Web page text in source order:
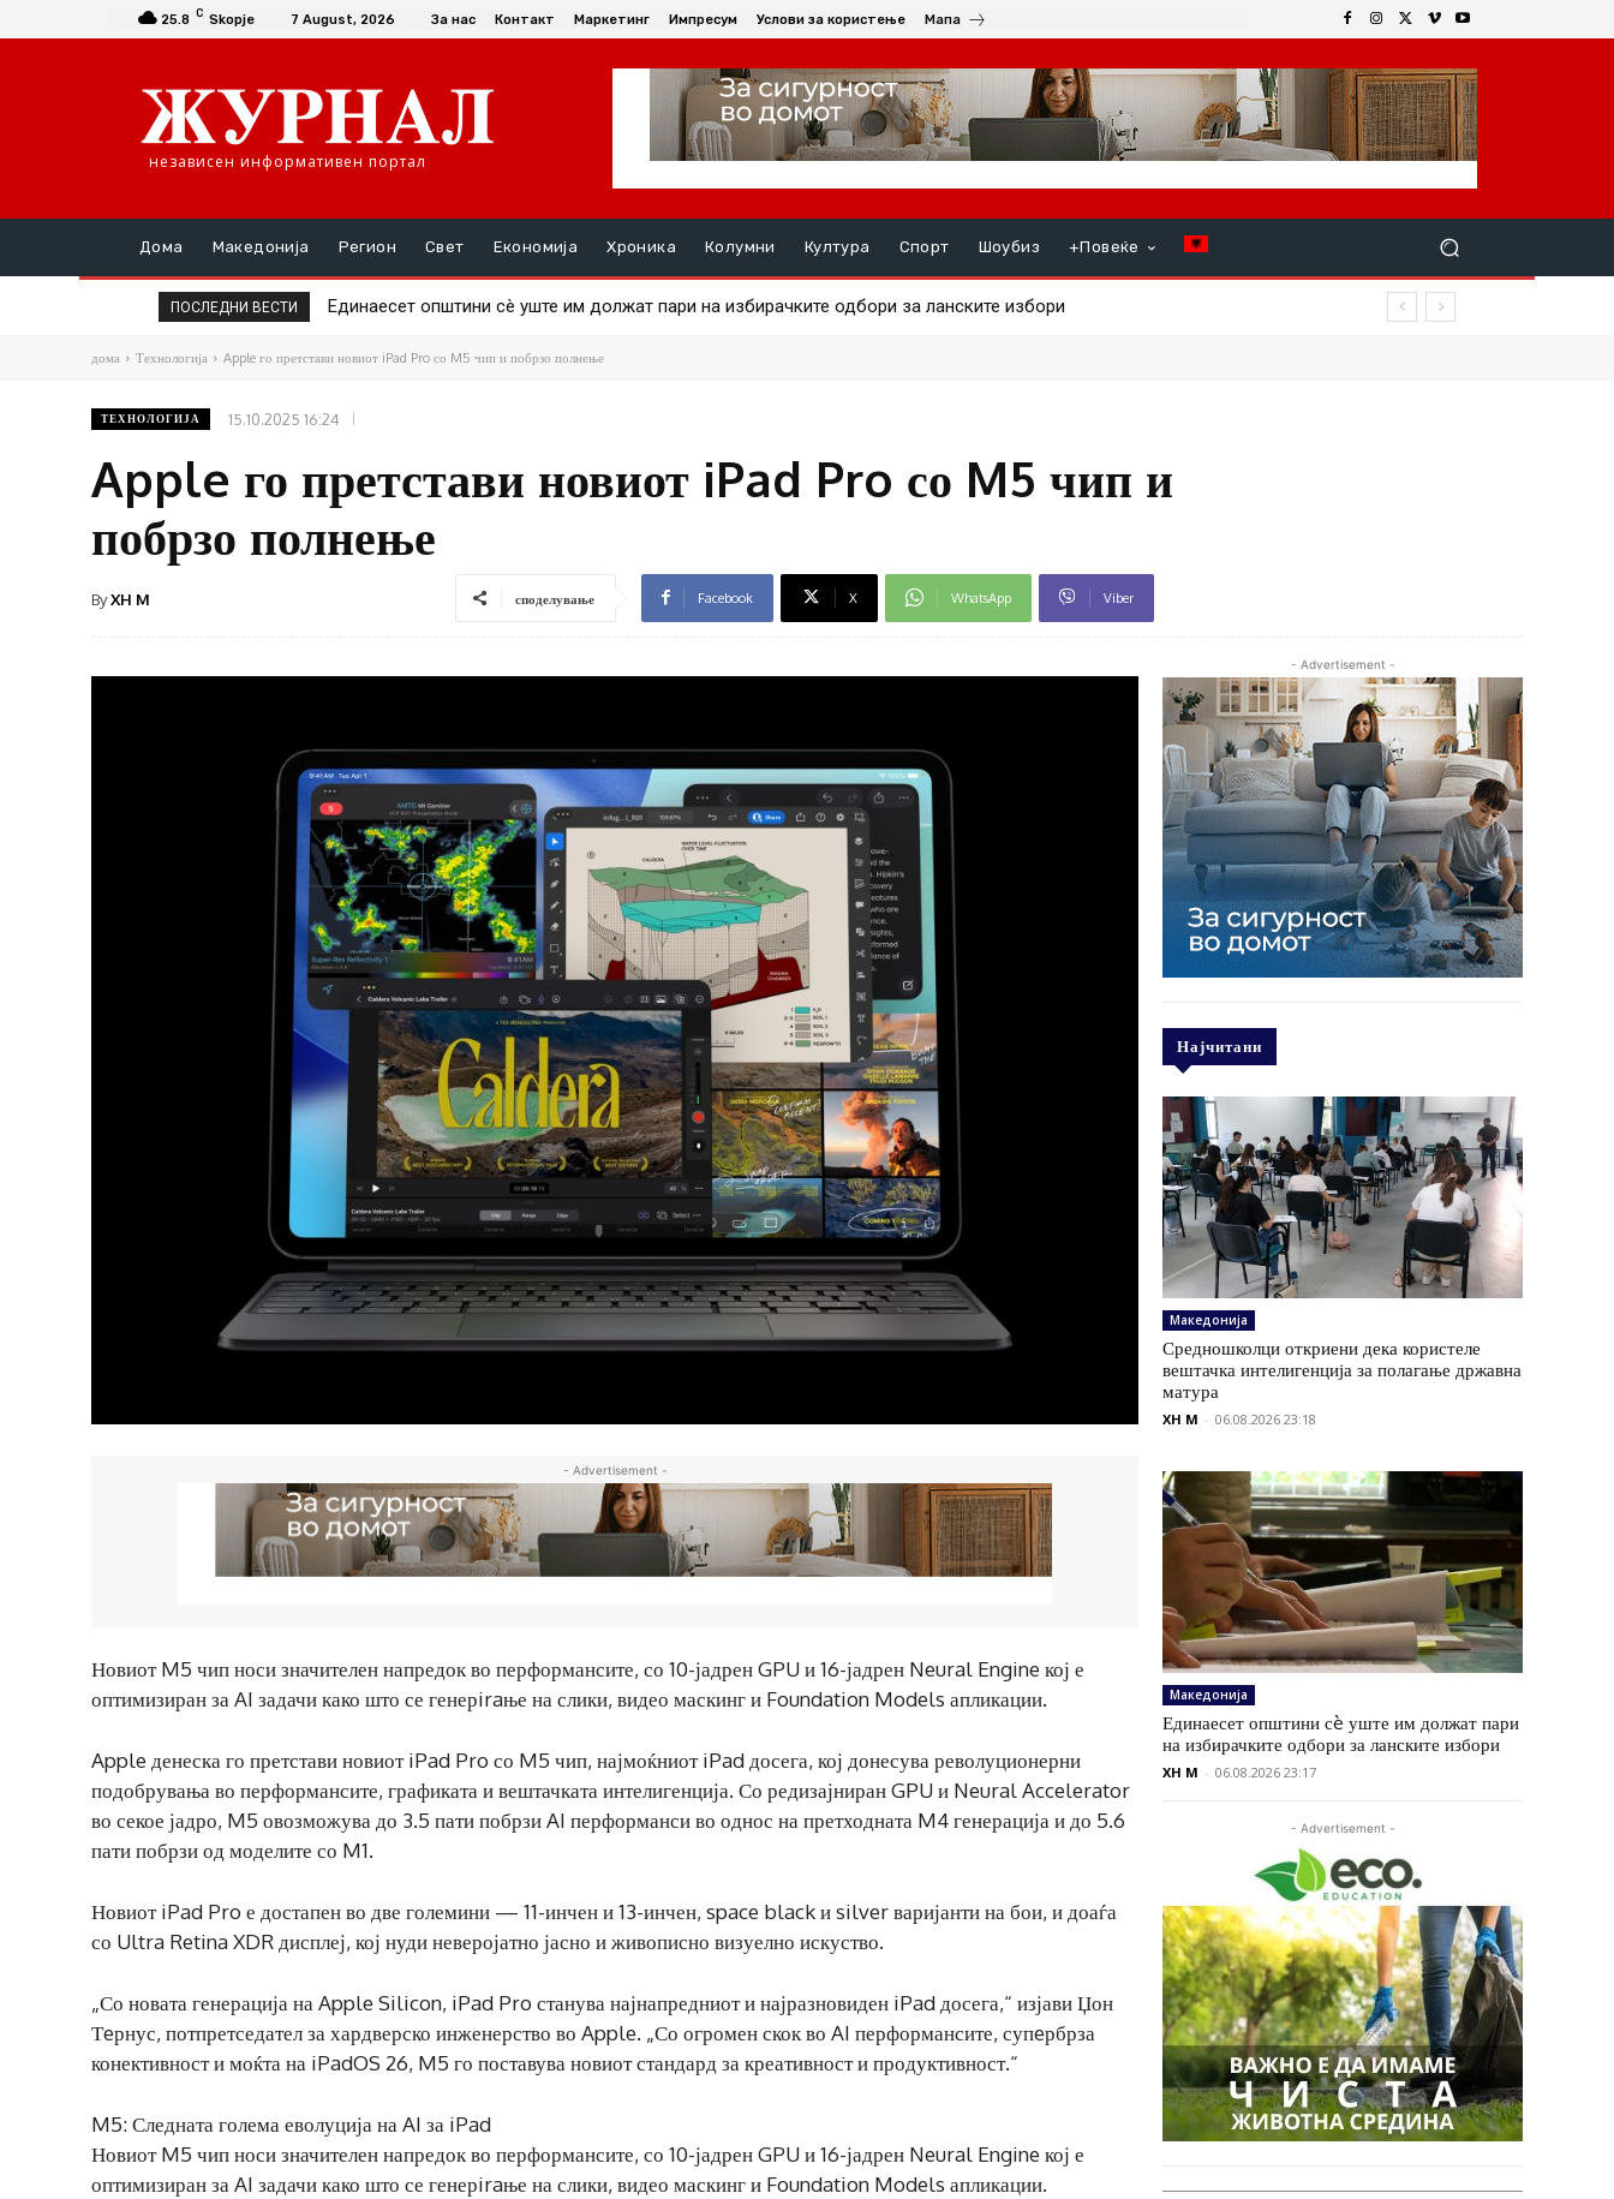
25.8 C Skopje 7 August, 2026 За нас Контакт Маркетинг Импресум Услови за користење Мапа
независен информативен портал
Дома Македонија Регион Свет Економија Хроника Колумни Култура Спорт Шоубиз +Повеќе
ПОСЛЕДНИ ВЕСТИ Единаесет општини сè уште им должат пари на избирачките одбори за ланските избори
Повторно скок на цената на златото
дома Технологија Apple го претстави новиот iPad Pro со M5 чип и побрзо полнење
ТЕХНОЛОГИЈА 15.10.2025 16:24
Apple го претстави новиот iPad Pro со M5 чип и
побрзо полнење
ByXH M споделување Facebook X WhatsApp Viber
- Advertisement -
Новиот M5 чип носи значителен напредок во перформансите, со 10-јадрен GPU и 16-јадрен Neural Engine кој е
оптимизиран за AI задачи како што се генерiraње на слики, видео маскинг и Foundation Models апликации.
Apple денеска го претстави новиот iPad Pro со M5 чип, најмоќниот iPad досега, кој донесува револуционерни
подобрувања во перформансите, графиката и вештачката интелигенција. Со редизајниран GPU и Neural Accelerator
во секое јадро, M5 овозможува до 3.5 пати побрзи AI перформанси во однос на претходната M4 генерација и до 5.6
пати побрзи од моделите со M1.
Новиот iPad Pro е достапен во две големини — 11-инчен и 13-инчен, space black и silver варијанти на бои, и доаѓа
со Ultra Retina XDR дисплеј, кој нуди неверојатно јасно и живописно визуелно искуство.
„Со новата генерација на Apple Silicon, iPad Pro станува најнапредниот и најразновиден iPad досега,“ изјави Џон
Тeрнус, потпретседател за хардверско инженерство во Apple. „Со огромен скок во AI перформансите, супeрбрза
конективност и моќта на iPadOS 26, M5 го поставува новиот стандард за креативност и продуктивност.“
M5: Следната голема еволуција на AI за iPad
Новиот M5 чип носи значителен напредок во перформансите, со 10-јадрен GPU и 16-јадрен Neural Engine кој е
оптимизиран за AI задачи како што се генерiraње на слики, видео маскинг и Foundation Models апликации.
- Advertisement -
Најчитани
Македонија
Средношколци откриени дека користеле
вештачка интелигенција за полагање државна
матура
XH M - 06.08.2026 23:18
Македонија
Единаесет општини сè уште им должат пари
на избирачките одбори за ланските избори
XH M - 06.08.2026 23:17
- Advertisement -